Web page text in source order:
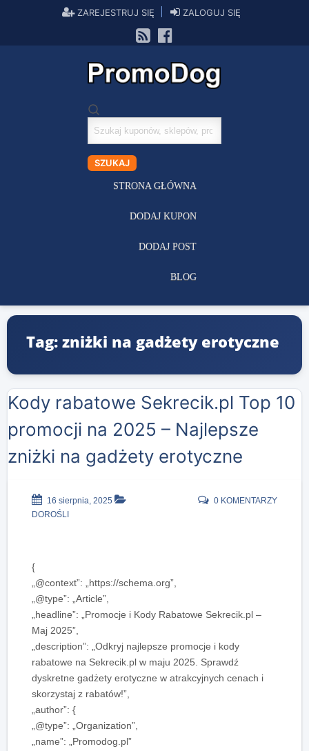
ZAREJESTRUJ SIĘ ZALOGUJ SIĘ
Szukaj
kuponów
SZUKAJ
STRONA GŁÓWNA
DODAJ KUPON
DODAJ POST
BLOG
Tag: zniżki na gadżety erotyczne
Kody rabatowe Sekrecik.pl Top 10
promocji na 2025 – Najlepsze
zniżki na gadżety erotyczne
16 sierpnia, 2025
DOROŚLI
0 KOMENTARZY
{
„@context”: „https://schema.org”,
„@type”: „Article”,
„headline”: „Promocje i Kody Rabatowe Sekrecik.pl –
Maj 2025”,
„description”: „Odkryj najlepsze promocje i kody
rabatowe na Sekrecik.pl w maju 2025. Sprawdź
dyskretne gadżety erotyczne w atrakcyjnych cenach i
skorzystaj z rabatów!”,
„author”: {
„@type”: „Organization”,
„name”: „Promodog.pl”